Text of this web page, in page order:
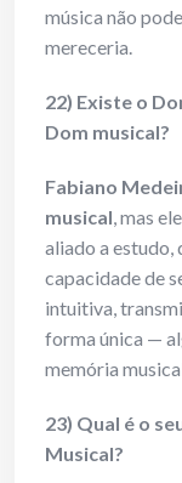
música não
mereceria.
22) Existe o
Dom musical?
Fabiano
musical, mas
aliado a estudo,
capacidade de
intuitiva,
forma única —
memória
23) Qual é o
Musical?